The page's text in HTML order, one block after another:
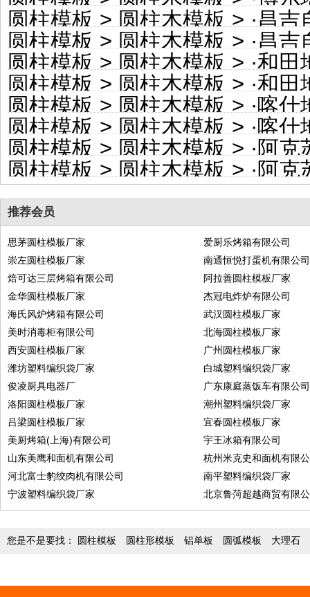
圆柱模板>圆柱木模板> ·昌吉自
圆柱模板>圆柱木模板> ·昌吉自
圆柱模板>圆柱木模板> ·和田地
圆柱模板>圆柱木模板> ·和田
圆柱模板>圆柱木模板> ·喀什地
圆柱模板>圆柱木模板> ·喀什
圆柱模板>圆柱木模板> ·阿克苏
圆柱模板>圆柱木模板> ·阿克苏
推荐会员
思茅圆柱模板厂家
爱厨乐烤箱有限公司
崇左圆柱模板厂家
南通恒悦打蛋机有限公司
焙可达三层烤箱有限公司
阿拉善圆柱模板厂家
金华圆柱模板厂家
杰冠电炸炉有限公司
海氏风炉烤箱有限公司
武汉圆柱模板厂家
美时消毒柜有限公司
北海圆柱模板厂家
西安圆柱模板厂家
广州圆柱模板厂家
潍坊塑料编织袋厂家
白城塑料编织袋厂家
俊凌厨具电器厂
广东康庭蒸饭车有限公司
洛阳圆柱模板厂家
潮州塑料编织袋厂家
吕梁圆柱模板厂家
宜春圆柱模板厂家
美厨烤箱(上海)有限公司
宇王冰箱有限公司
山东美鹰和面机有限公司
杭州米克史和面机有限
河北富士豹绞肉机有限公司
南平塑料编织袋厂家
宁波塑料编织袋厂家
北京鲁菏超越商贸有限
您是不是要找： 圆柱模板 圆柱形模板 铝单板 圆弧模板 大理石